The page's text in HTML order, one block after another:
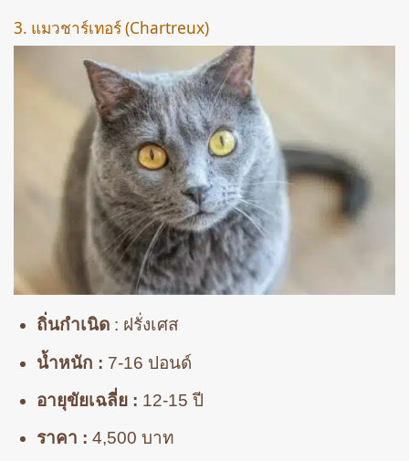
3. แมวชาร์เทอร์ (Chartreux)
ถิ่นกำเนิด: ฝรั่งเศส
น้ำหนัก : 7-16 ปอนด์
อายุขัยเฉลี่ย : 12-15 ปี
ราคา : 4,500 บาท